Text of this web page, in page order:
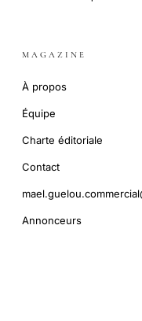
MAGAZINE
À propos
Équipe
Charte éditoriale
Contact
Annonceurs